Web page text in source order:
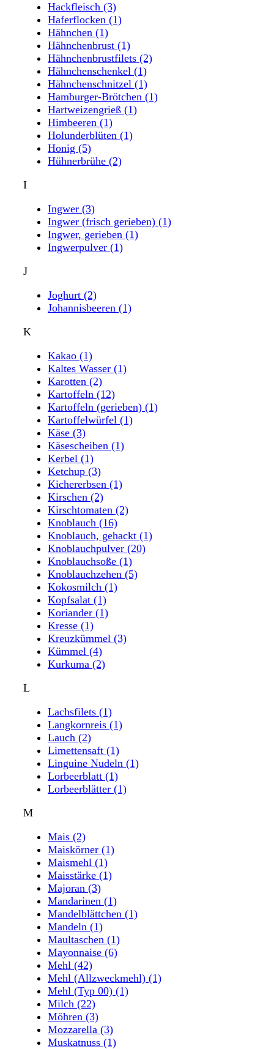
Hackfleisch (3)
Haferflocken (1)
Hähnchen (1)
Hähnchenbrust (1)
Hähnchenbrustfilets (2)
Hähnchenschenkel (1)
Hähnchenschnitzel (1)
Hamburger-Brötchen (1)
Hartweizengrieß (1)
Himbeeren (1)
Holunderblüten (1)
Honig (5)
Hühnerbrühe (2)
I
Ingwer (3)
Ingwer (frisch gerieben) (1)
Ingwer, gerieben (1)
Ingwerpulver (1)
J
Joghurt (2)
Johannisbeeren (1)
K
Kakao (1)
Kaltes Wasser (1)
Karotten (2)
Kartoffeln (12)
Kartoffeln (gerieben) (1)
Kartoffelwürfel (1)
Käse (3)
Käsescheiben (1)
Kerbel (1)
Ketchup (3)
Kichererbsen (1)
Kirschen (2)
Kirschtomaten (2)
Knoblauch (16)
Knoblauch, gehackt (1)
Knoblauchpulver (20)
Knoblauchsoße (1)
Knoblauchzehen (5)
Kokosmilch (1)
Kopfsalat (1)
Koriander (1)
Kresse (1)
Kreuzkümmel (3)
Kümmel (4)
Kurkuma (2)
L
Lachsfilets (1)
Langkornreis (1)
Lauch (2)
Limettensaft (1)
Linguine Nudeln (1)
Lorbeerblatt (1)
Lorbeerblätter (1)
M
Mais (2)
Maiskörner (1)
Maismehl (1)
Maisstärke (1)
Majoran (3)
Mandarinen (1)
Mandelblättchen (1)
Mandeln (1)
Maultaschen (1)
Mayonnaise (6)
Mehl (42)
Mehl (Allzweckmehl) (1)
Mehl (Typ 00) (1)
Milch (22)
Möhren (3)
Mozzarella (3)
Muskatnuss (1)